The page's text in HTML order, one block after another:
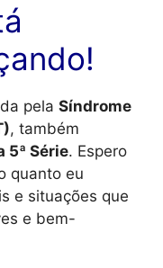
pela Síndrome
, também
5ª Série. Espero
quanto eu
e situações que
e bem-